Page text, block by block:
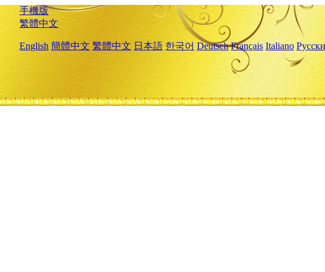
手機版
繁體中文
English 簡體中文 繁體中文 日本語 한국어 Deutsch Français Italiano